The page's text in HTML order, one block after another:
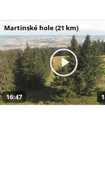
Martinské hole (21 km)
16:47